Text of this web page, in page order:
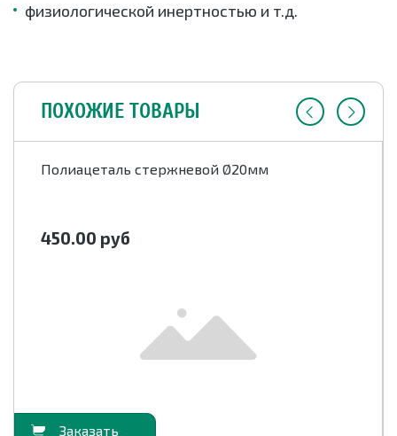
физиологической инертностью и т.д.
ПОХОЖИЕ ТОВАРЫ
Полиацеталь стержневой Ø20мм
450.00 руб